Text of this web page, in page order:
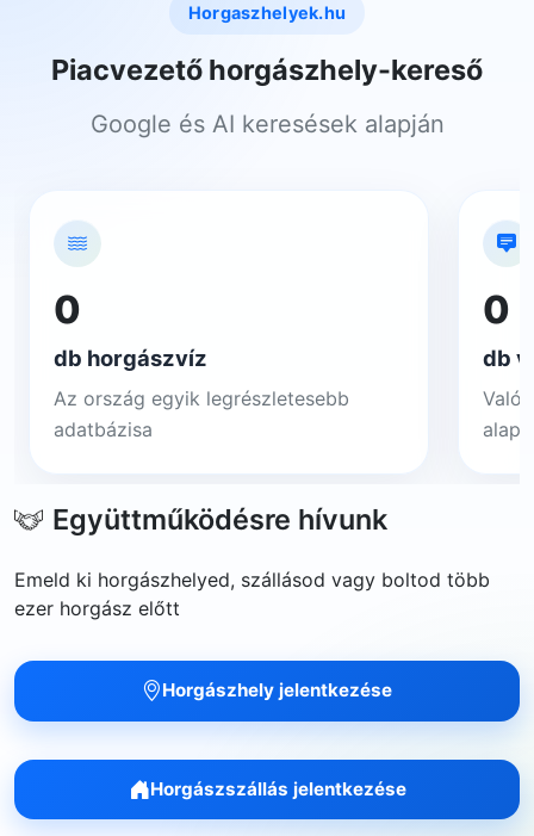
Horgaszhelyek.hu
Piacvezető horgászhely-kereső
Google és AI keresések alapján
0
db horgászvíz
Az ország egyik legrészletesebb
adatbázisa
0
db
Együttműködésre hívunk
Emeld ki horgászhelyed, szállásod vagy boltod több
ezer horgász előtt
Horgászhely jelentkezése
Horgászszállás jelentkezése